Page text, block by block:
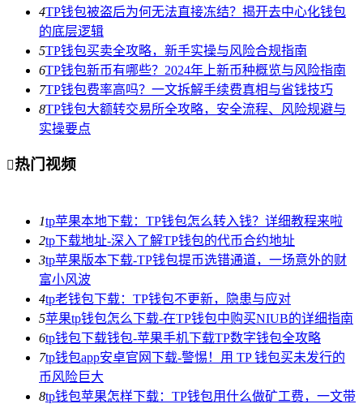
4TP钱包被盗后为何无法直接冻结？揭开去中心化钱包
的底层逻辑
5TP钱包买卖全攻略，新手实操与风险合规指南
6TP钱包新币有哪些？2024年上新币种概览与风险指南
7TP钱包费率高吗？一文拆解手续费真相与省钱技巧
8TP钱包大额转交易所全攻略，安全流程、风险规避与
实操要点
热门视频
1tp苹果本地下载：TP钱包怎么转入钱？详细教程来啦
2tp下载地址-深入了解TP钱包的代币合约地址
3tp苹果版本下载-TP钱包提币选错通道，一场意外的财
富小风波
4tp老钱包下载：TP钱包不更新，隐患与应对
5苹果tp钱包怎么下载-在TP钱包中购买NIUB的详细指南
6tp钱包下载钱包-苹果手机下载TP数字钱包全攻略
7tp钱包app安卓官网下载-警惕！用 TP 钱包买未发行的
币风险巨大
8tp钱包苹果怎样下载：TP钱包用什么做矿工费，一文带